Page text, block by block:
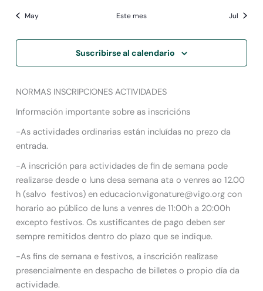
May Este mes Jul
Suscribirse al calendario
NORMAS INSCRIPCIONES ACTIVIDADES
Información importante sobre as inscricións
-As actividades ordinarias están incluídas no prezo da
entrada.
-A inscrición para actividades de fin de semana pode
realizarse desde o luns desa semana ata o venres ao 12.00
h (salvo festivos) en educacion.vigonature@vigo.org con
horario ao público de luns a venres de 11:00h a 20:00h
excepto festivos. Os xustificantes de pago deben ser
sempre remitidos dentro do plazo que se indique.
-As fins de semana e festivos, a inscrición realízase
presencialmente en despacho de billetes o propio día da
actividade.